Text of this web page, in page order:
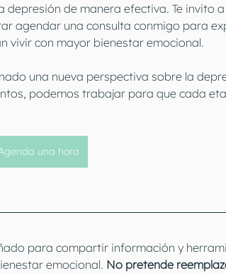
de manera efectiva. Te invito
agendar una consulta conmigo para
vivir con mayor bienestar emocional.
una nueva perspectiva sobre la
podemos trabajar para que cada
una hora
para compartir información y
emocional. No pretende